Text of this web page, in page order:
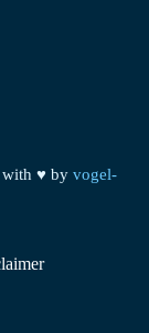
with ♥ by vogel-